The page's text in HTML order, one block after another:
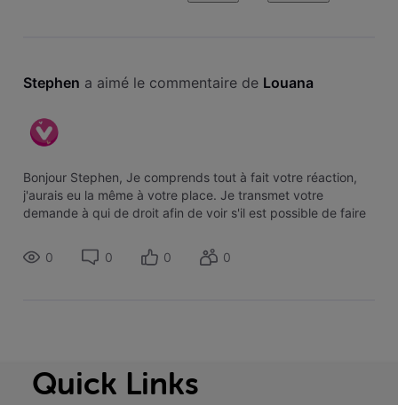
Stephen a aimé le commentaire de Louana
Bonjour Stephen, Je comprends tout à fait votre réaction,
j'aurais eu la même à votre place. Je transmet votre
demande à qui de droit afin de voir s'il est possible de faire
journée :)
0 0 0 0
Quick Links